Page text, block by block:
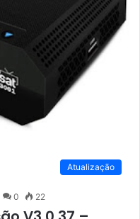
Atualização
0 22